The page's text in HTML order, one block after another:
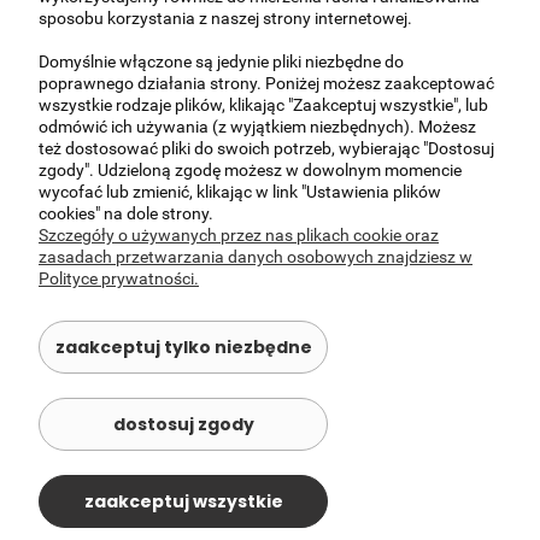
czyta się dużo książek lub też znajdują się w nich studenci
mieszkaniu książki, tak aby móc poszerzać swoje horyzonty i
zapewnić sobie rozrywkę na wolną chwilę.Drewniana
skrzynia w stylu kolonialnym może być wykorzystana jako
mebel służący do magazynowania pamiątek oraz
sentymentalnych drobiazgów. Każdy mebel w naszej ofercie
ma swoją duszę i wyróżnia się na tle innych. Z naszymi
meblami orientalnymi mieszkanie zostanie urządzone w
niezwykle atrakcyjny sposób i spodoba się wszystkim
odwiedzającym gościom.
O NAS
OBSŁUGA KLIENTA
POMOC
MOJE KONTO
sposobu korzystania z naszej strony internetowej.
Domyślnie włączone są jedynie pliki niezbędne do
poprawnego działania strony. Poniżej możesz zaakceptować
wszystkie rodzaje plików, klikając "Zaakceptuj wszystkie", lub
odmówić ich używania (z wyjątkiem niezbędnych). Możesz
też dostosować pliki do swoich potrzeb, wybierając "Dostosuj
zgody". Udzieloną zgodę możesz w dowolnym momencie
wycofać lub zmienić, klikając w link "Ustawienia plików
cookies" na dole strony.
Szczegóły o używanych przez nas plikach cookie oraz
zasadach przetwarzania danych osobowych znajdziesz w
Polityce prywatności.
zaakceptuj tylko niezbędne
dostosuj zgody
zaakceptuj wszystkie